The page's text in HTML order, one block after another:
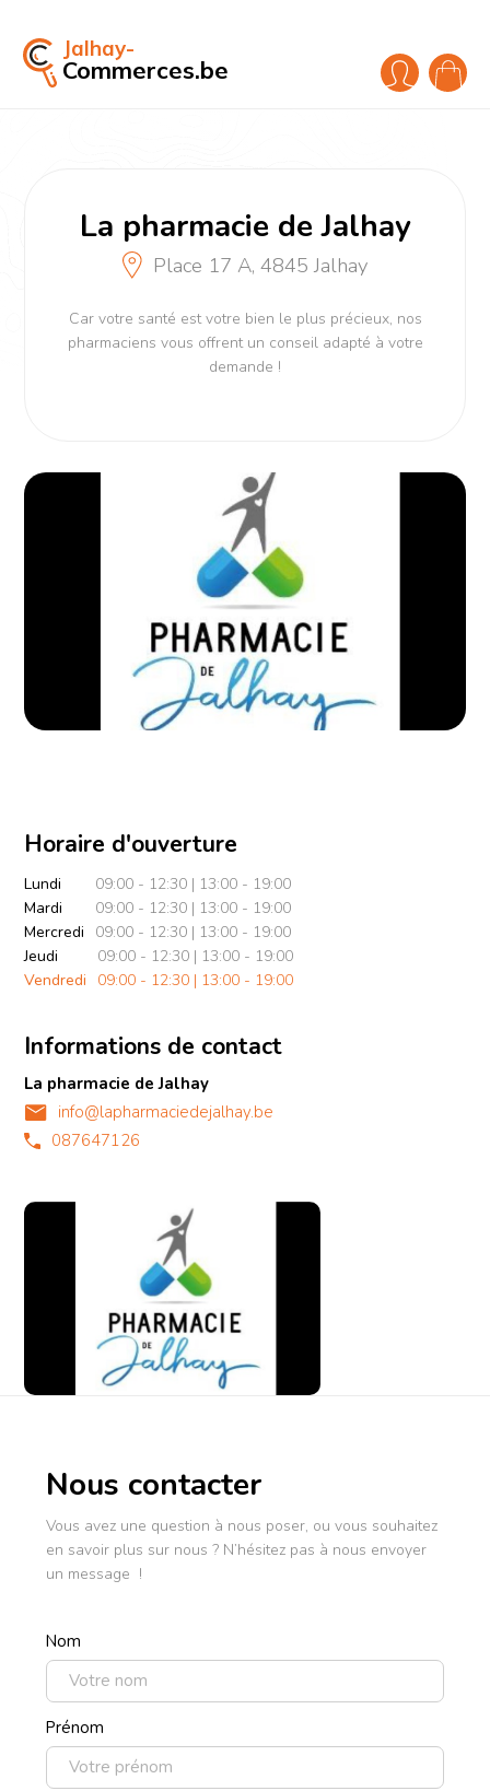
Jalhay-
Commerces.be
La pharmacie de Jalhay
Place 17 A, 4845 Jalhay
Car votre santé est votre bien le plus précieux, nos
pharmaciens vous offrent un conseil adapté à votre
demande !
Horaire d'ouverture
Lundi
09:00 - 12:30 | 13:00 - 19:00
Mardi
09:00 - 12:30 | 13:00 - 19:00
Mercredi
09:00 - 12:30 | 13:00 - 19:00
Jeudi
09:00 - 12:30 | 13:00 - 19:00
Vendredi
09:00 - 12:30 | 13:00 - 19:00
Informations de contact
La pharmacie de Jalhay
info@lapharmaciedejalhay.be
087647126
Nous contacter
Vous avez une question à nous poser, ou vous souhaitez
en savoir plus sur nous ? N’hésitez pas à nous envoyer
un message !
Nom
Prénom